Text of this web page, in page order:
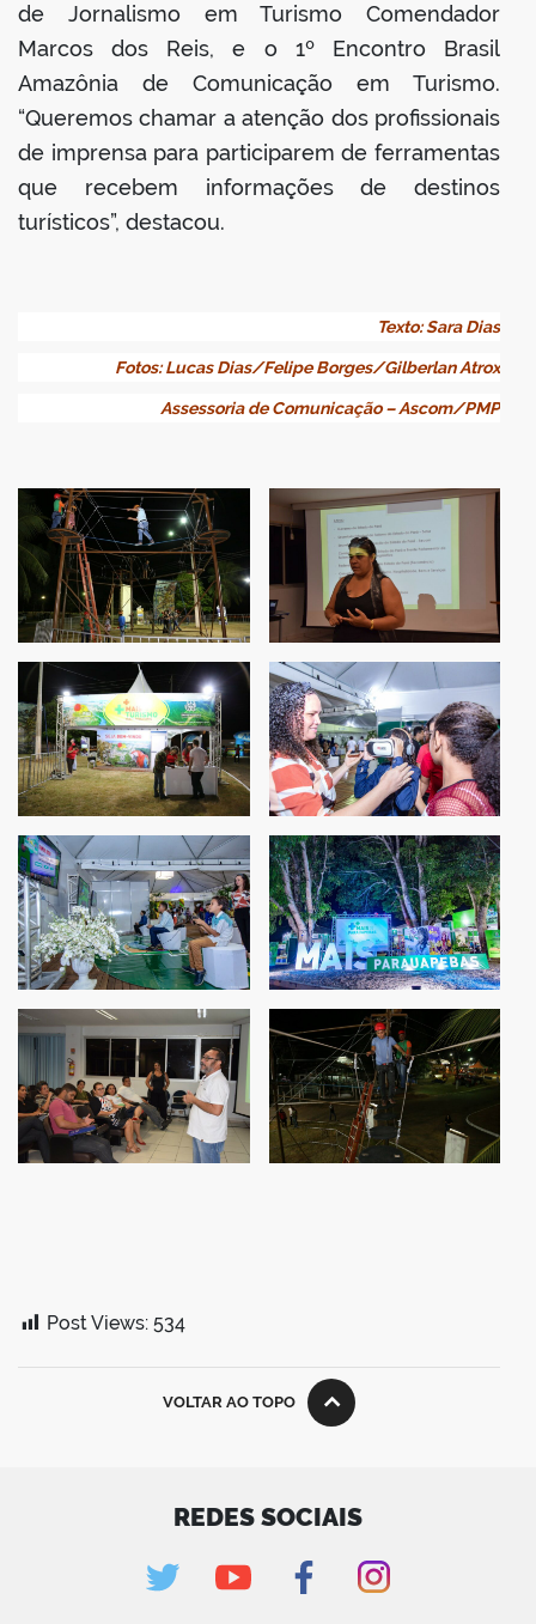
de Jornalismo em Turismo Comendador
Marcos dos Reis, e o 1º Encontro Brasil
Amazônia de Comunicação em Turismo.
“Queremos chamar a atenção dos profissionais
de imprensa para participarem de ferramentas
que recebem informações de destinos
turísticos”, destacou.
Texto: Sara Dias
Fotos: Lucas Dias/Felipe Borges/Gilberlan Atrox
Assessoria de Comunicação – Ascom/PMP
Post Views: 534
VOLTAR AO TOPO
REDES SOCIAIS